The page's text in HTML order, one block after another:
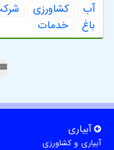
آب كشاورزی
باغ
خدمات
آبیاری
آبیاری و کشاورزی